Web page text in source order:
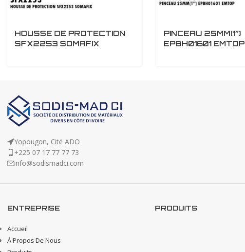
HOUSSE DE PROTECTION
SFX2253 SOMAFIX
PINCEAU 25MM(1″)
EPBH01601 EMTOP
Yopougon, Cité ADO
+225 07 17 77 77 73
info@sodismadci.com
ENTREPRISE
Accueil
À Propos De Nous
PRODUITS